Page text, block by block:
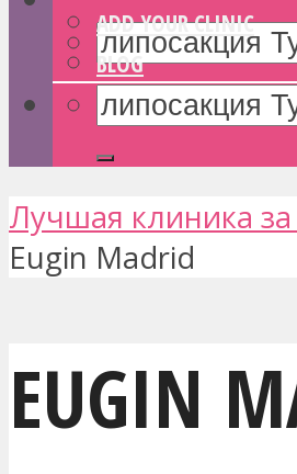
ADD YOUR CLINIC
BLOG
Лучшая клиника
Eugin Madrid
EUGIN